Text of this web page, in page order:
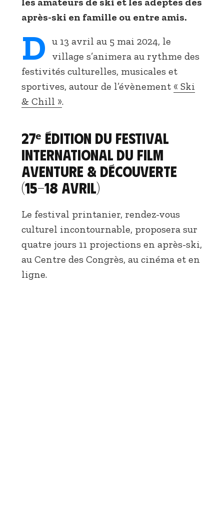
après-ski en famille ou entre amis.
D u 13 avril au 5 mai 2024, le
village s’animera au rythme des
festivités culturelles, musicales et
sportives, autour de l’évènement « Ski
& Chill ».
27ᵉ édition du Festival
International du Film
Aventure & Découverte
(15-18 avril)
Le festival printanier, rendez-vous
culturel incontournable, proposera sur
quatre jours 11 projections en après-ski,
au Centre des Congrès, au cinéma et en
ligne.